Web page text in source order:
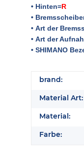
• Hinten=R
•
• Art der
• Art der
• SHIMANO
brand:
Material Art:
Material:
Farbe: